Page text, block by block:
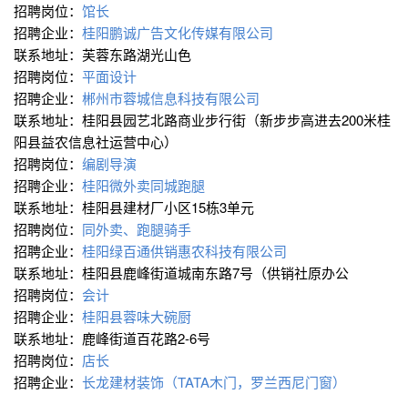
招聘岗位： 馆长
招聘企业： 桂阳鹏诚广告文化传媒有限公司
联系地址：芙蓉东路湖光山色
招聘岗位： 平面设计
招聘企业： 郴州市蓉城信息科技有限公司
联系地址：桂阳县园艺北路商业步行街（新步步高进去200米桂
阳县益农信息社运营中心）
招聘岗位： 编剧导演
招聘企业： 桂阳微外卖同城跑腿
联系地址：桂阳县建材厂小区15栋3单元
招聘岗位： 同外卖、跑腿骑手
招聘企业： 桂阳绿百通供销惠农科技有限公司
联系地址：桂阳县鹿峰街道城南东路7号（供销社原办公
招聘岗位： 会计
招聘企业： 桂阳县蓉味大碗厨
联系地址：鹿峰街道百花路2-6号
招聘岗位： 店长
招聘企业： 长龙建材装饰（TATA木门，罗兰西尼门窗）